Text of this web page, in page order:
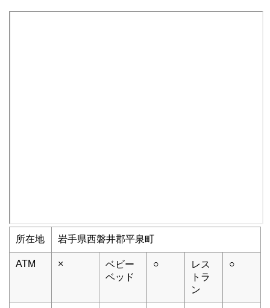
所在地 岩手県西磐井郡平泉町
ATM ×
ベビー
ベッド
○
レス
トラ
ン
○